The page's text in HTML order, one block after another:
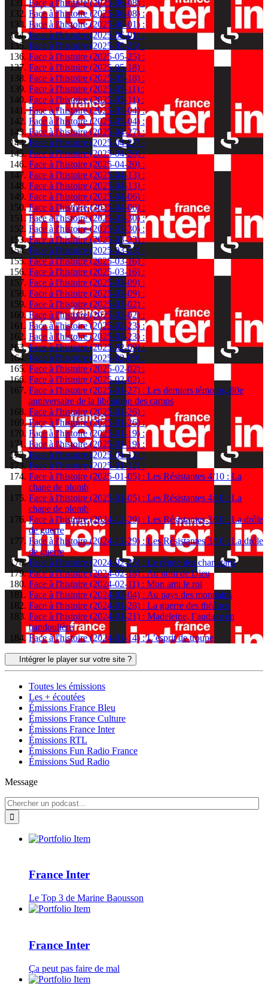
Face à l'histoire (2025-06-08) :
Face à l'histoire (2025-06-08) :
Face à l'histoire (2025-06-01) :
Face à l'histoire (2025-06-01) :
Face à l'histoire (2025-05-25) :
Face à l'histoire (2025-05-25) :
Face à l'histoire (2025-05-18) :
Face à l'histoire (2025-05-18) :
Face à l'histoire (2025-05-11) :
Face à l'histoire (2025-05-11) :
Face à l'histoire (2025-05-04) :
Face à l'histoire (2025-05-04) :
Face à l'histoire (2025-04-27) :
Face à l'histoire (2025-04-27) :
Face à l'histoire (2025-04-20) :
Face à l'histoire (2025-04-20) :
Face à l'histoire (2025-04-13) :
Face à l'histoire (2025-04-13) :
Face à l'histoire (2025-04-06) :
Face à l'histoire (2025-04-06) :
Face à l'histoire (2025-03-30) :
Face à l'histoire (2025-03-30) :
Face à l'histoire (2025-03-23) :
Face à l'histoire (2025-03-23) :
Face à l'histoire (2025-03-16) :
Face à l'histoire (2025-03-16) :
Face à l'histoire (2025-03-09) :
Face à l'histoire (2025-03-09) :
Face à l'histoire (2025-03-02) :
Face à l'histoire (2025-03-02) :
Face à l'histoire (2025-02-23) :
Face à l'histoire (2025-02-23) :
Face à l'histoire (2025-02-09) :
Face à l'histoire (2025-02-09) :
Face à l'histoire (2025-02-02) :
Face à l'histoire (2025-02-02) :
Face à l'histoire (2025-01-27) : Les derniers témoins, 80e
anniversaire de la libération des camps
Face à l'histoire (2025-01-26) :
Face à l'histoire (2025-01-26) :
Face à l'histoire (2025-01-19) :
Face à l'histoire (2025-01-19) :
Face à l'histoire (2025-01-12) :
Face à l'histoire (2025-01-12) :
Face à l'histoire (2025-01-05) : Les Résistantes 4/10 : La
chape de plomb
Face à l'histoire (2025-01-05) : Les Résistantes 4/10 : La
chape de plomb
Face à l'histoire (2024-12-29) : Les Résistantes 3/10 : La drôle
de guerre
Face à l'histoire (2024-12-29) : Les Résistantes 3/10 : La drôle
de guerre
Face à l'histoire (2024-02-25) : Le règne des charlatans
Face à l'histoire (2024-02-18) : Au nom de Dieu
Face à l'histoire (2024-02-11) : Mon ami le roi
Face à l'histoire (2024-02-04) : Au pays des mondains
Face à l'histoire (2024-01-28) : La guerre des théâtres
Face à l'histoire (2024-01-21) : Madeleine, l’audace en
bandoulière
Face à l'histoire (2024-01-14) : L’esprit de troupe
Intégrer le player sur votre site ?
Toutes les émissions
Les + écoutées
Émissions France Bleu
Émissions France Culture
Émissions France Inter
Émissions RTL
Émissions Fun Radio France
Émissions Sud Radio
Message
France Inter
Le Top 3 de Marine Baousson
France Inter
Ça peut pas faire de mal